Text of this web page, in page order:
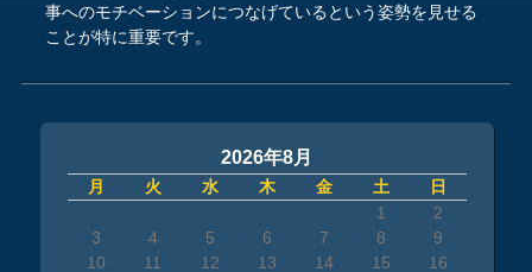
事へのモチベーションにつなげているという姿勢を見せる
ことが特に重要です。
2026年8月
月 火 水 木 金 土
日
1
2
3
4 5 6 7 8
9
10
11 12 13 14 15
16